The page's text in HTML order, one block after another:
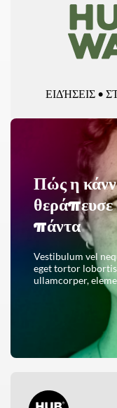
ΕΙΔΉΣΕΙΣ •
Πώς η
πάντα
Vestibulum vel
eget tortor
ullamcorper,
ΔΙΑΒΆΣΤΕ